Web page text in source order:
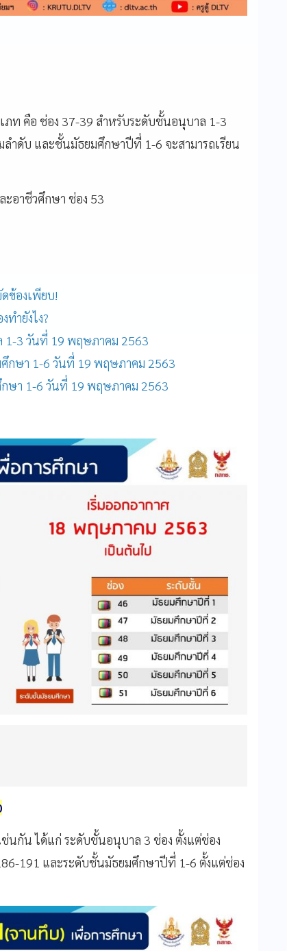
ภท คือ ช่อง 37-39 สำหรับระดับชั้นอนุบาล 1-3
ลำดับ และชั้นมัธยมศึกษาปีที่ 1-6 จะสามารถเรียน
ะอาชีวศึกษา ช่อง 53
ดข้องเพียบ!
ทำยังไง?
1-3 วันที่ 19 พฤษภาคม 2563
กษา 1-6 วันที่ 19 พฤษภาคม 2563
กษา 1-6 วันที่ 19 พฤษภาคม 2563
ช่นกัน ได้แก่ ระดับชั้นอนุบาล 3 ช่อง ตั้งแต่ช่อง
191 และระดับชั้นมัธยมศึกษาปีที่ 1-6 ตั้งแต่ช่อง